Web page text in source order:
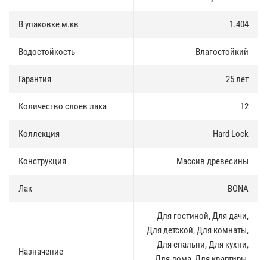
Экологичность:
Многокомпонентные фиксирующие добавки, используемые при
сертифицированы для использования в ЕС и СНГ. Паркет из
бамбука не имеет ярко выраженного запаха, присущего для
содержащего формальдегиды композита.
Укладка:
Благодаря замковой системе UNICLICK, можно укладывать паркет
«плавающим» способом, то есть без использования клея.
В упаковке м.кв 1.404
Водостойкость Влагостойкий
Гарантия 25 лет
Количество слоев лака 12
Коллекция Hard Lock
Конструкция Массив древесины
Лак BONA
Назначение
Для гостиной, Для дачи,
Для детской, Для комнаты,
Для спальни, Для кухни,